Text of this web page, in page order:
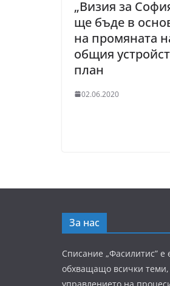
„Визия за
ще бъде в
на промяната
общия
план
02.06.2020
За нас
Списание „Фасилитис” е
обхващащо всички